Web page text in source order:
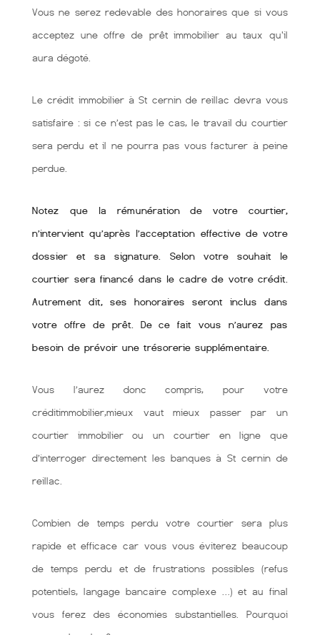
Vous ne serez redevable des honoraires que si vous
acceptez une offre de prêt immobilier au taux qu'il
aura dégoté.
Le crédit immobilier à St cernin de reillac devra vous
satisfaire : si ce n’est pas le cas, le travail du courtier
sera perdu et il ne pourra pas vous facturer à peine
perdue.
Notez que la rémunération de votre courtier,
n’intervient qu’après l’acceptation effective de votre
dossier et sa signature. Selon votre souhait le
courtier sera financé dans le cadre de votre crédit.
Autrement dit, ses honoraires seront inclus dans
votre offre de prêt. De ce fait vous n’aurez pas
besoin de prévoir une trésorerie supplémentaire.
Vous l’aurez donc compris, pour votre
créditimmobilier,mieux vaut mieux passer par un
courtier immobilier ou un courtier en ligne que
d’interroger directement les banques à St cernin de
reillac.
Combien de temps perdu votre courtier sera plus
rapide et efficace car vous vous éviterez beaucoup
de temps perdu et de frustrations possibles (refus
potentiels, langage bancaire complexe …) et au final
vous ferez des économies substantielles. Pourquoi